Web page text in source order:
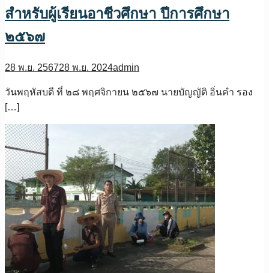
สําหรับผู้เรียนอาชีวศึกษา ปีการศึกษา
๒๕๖๗
28 พ.ย. 256728 พ.ย. 2024admin
วันพฤหัสบดี ที่ ๒๘ พฤศจิกายน ๒๕๖๗ นายบัญญัติ อิ่นคำ รอง
[…]